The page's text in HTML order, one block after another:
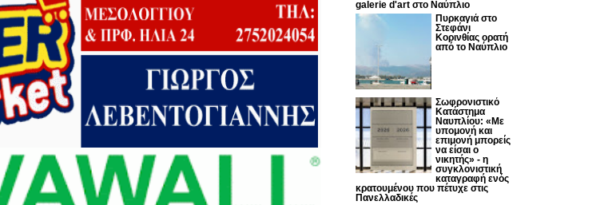
galerie d'art στο Ναύπλιο
Πυρκαγιά στο
Στεφάνι
Κορινθίας ορατή
από το Ναύπλιο
Σωφρονιστικό
Κατάστημα
Ναυπλίου: «Με
υπομονή και
επιμονή μπορείς
να είσαι ο
νικητής» - η
συγκλονιστική
καταγραφή ενός
κρατουμένου που πέτυχε στις
Πανελλαδικές